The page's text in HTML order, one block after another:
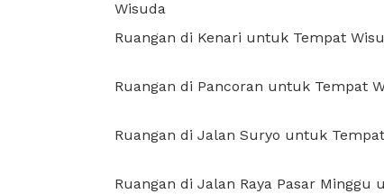
Wisuda
Ruangan di Kenari untuk Tempat
Ruangan di Pancoran untuk Tempat
Ruangan di Jalan Suryo untuk
Ruangan di Jalan Raya Pasar Minggu